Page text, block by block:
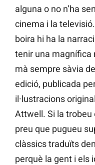
alguna o no n’ha
cinema i la
boira hi ha la
tenir una magnífica
mà sempre sàvia
edició, publicada
il·lustracions
Attwell. Si la trobeu
preu que pugueu
clàssics traduïts
perquè la gent i els